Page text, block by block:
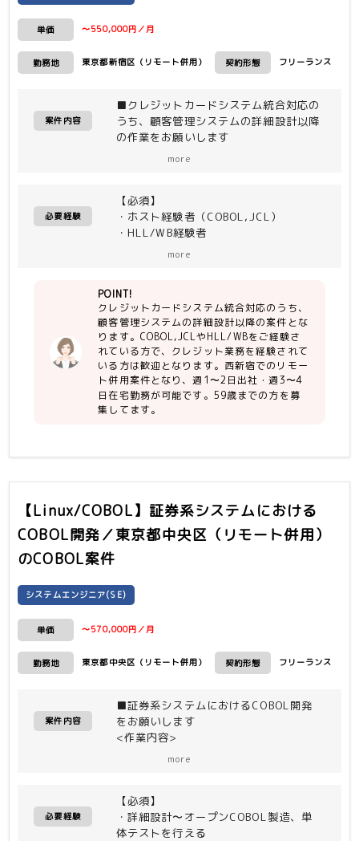
単価 〜550,000円／月
勤務地 東京都新宿区（リモート併用） 契約形態 フリーランス
案件内容
■クレジットカードシステム統合対応の
うち、顧客管理システムの詳細設計以降
の作業をお願いします
more
必要経験
【必須】
・ホスト経験者（COBOL,JCL）
・HLL/WB経験者
more
POINT!
クレジットカードシステム統合対応のうち、
顧客管理システムの詳細設計以降の案件とな
ります。COBOL,JCLやHLL/WBをご経験さ
れている方で、クレジット業務を経験されて
いる方は歓迎となります。西新宿でのリモー
ト併用案件となり、週1〜2日出社・週3〜4
日在宅勤務が可能です。59歳までの方を募
集してます。
【Linux/COBOL】証券系システムにおける
COBOL開発／東京都中央区（リモート併用）
のCOBOL案件
システムエンジニア(SE)
単価 〜570,000円／月
勤務地 東京都中央区（リモート併用） 契約形態 フリーランス
案件内容
■証券系システムにおけるCOBOL開発
をお願いします
<作業内容>
<環境開発>
・OS：Windows 11、Red Hat
more
必要経験
【必須】
・詳細設計〜オープンCOBOL製造、単
体テストを行える